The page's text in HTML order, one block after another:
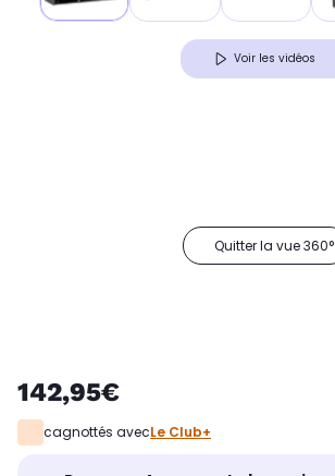
Voir les vidéos
Quitter la vue 360°
142,95€
cagnottés avecLe Club+